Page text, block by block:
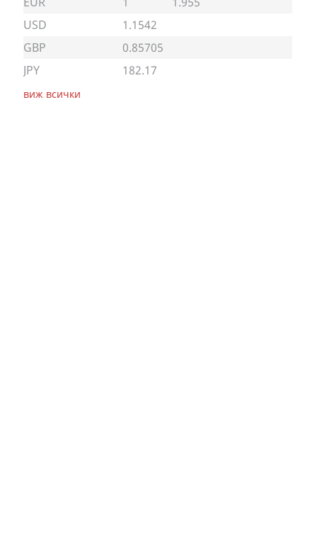
USD
1.1542
GBP
0.85705
JPY
182.17
виж всички